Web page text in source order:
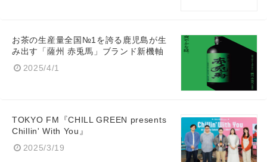
お茶の生産量全国№1を誇る鹿児島が生
み出す「薩州 赤兎馬」ブランド新機軸
2025/4/1
TOKYO FM『CHILL GREEN presents
Chillin' With You』
2025/3/19